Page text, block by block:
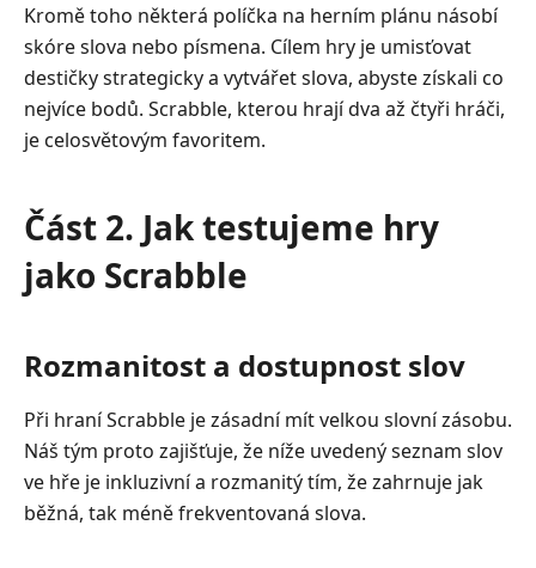
Kromě toho některá políčka na herním plánu násobí
skóre slova nebo písmena. Cílem hry je umisťovat
destičky strategicky a vytvářet slova, abyste získali co
nejvíce bodů. Scrabble, kterou hrají dva až čtyři hráči,
je celosvětovým favoritem.
Část 2. Jak testujeme hry
jako Scrabble
Rozmanitost a dostupnost slov
Při hraní Scrabble je zásadní mít velkou slovní zásobu.
Náš tým proto zajišťuje, že níže uvedený seznam slov
ve hře je inkluzivní a rozmanitý tím, že zahrnuje jak
běžná, tak méně frekventovaná slova.